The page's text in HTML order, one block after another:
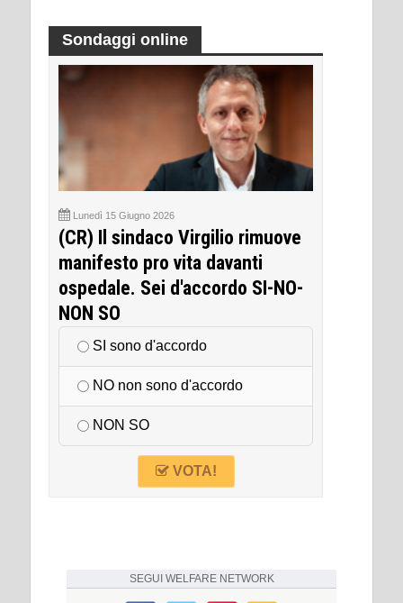
Sondaggi online
Lunedì 15 Giugno 2026
(CR) Il sindaco Virgilio rimuove
manifesto pro vita davanti
ospedale. Sei d'accordo SI-NO-
NON SO
SI sono d'accordo
NO non sono d'accordo
NON SO
VOTA!
SEGUI WELFARE NETWORK